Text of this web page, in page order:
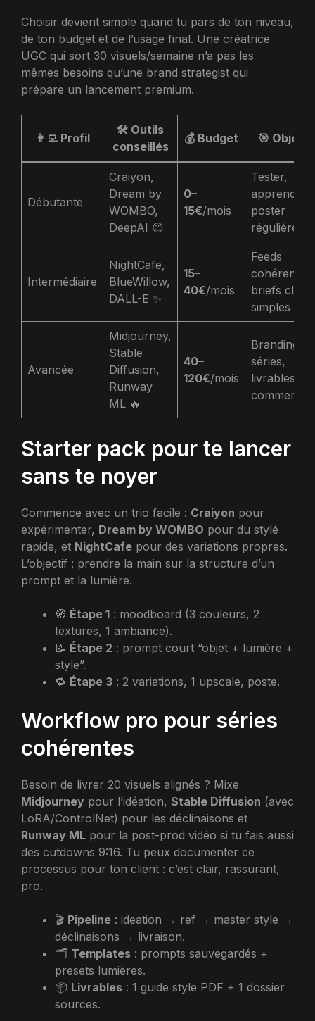
Choisir devient simple quand tu pars de ton niveau,
de ton budget et de l’usage final. Une créatrice
UGC qui sort 30 visuels/semaine n’a pas les
mêmes besoins qu’une brand strategist qui
prépare un lancement premium.
👩‍💻 Profil
🛠️ Outils
conseillés
💰 Budget 🎯
Débutante
Craiyon,
Dream by
WOMBO,
DeepAI 😊
0–
15€/mois
Tester,
apprendre,
poster
Intermédiaire
NightCafe,
BlueWillow,
DALL-E ✨
15–
40€/mois
Feeds
cohérents,
briefs
simples
Avancée
Midjourney,
Stable
Diffusion,
Runway
ML 🔥
40–
120€/mois
Branding,
séries,
livrables
Starter pack pour te lancer
sans te noyer
Commence avec un trio facile : Craiyon pour
expérimenter, Dream by WOMBO pour du stylé
rapide, et NightCafe pour des variations propres.
L’objectif : prendre la main sur la structure d’un
prompt et la lumière.
🧭 Étape 1 : moodboard (3 couleurs, 2
textures, 1 ambiance).
📝 Étape 2 : prompt court “objet + lumière +
style”.
🔁 Étape 3 : 2 variations, 1 upscale, poste.
Workflow pro pour séries
cohérentes
Besoin de livrer 20 visuels alignés ? Mixe
Midjourney pour l’idéation, Stable Diffusion (avec
LoRA/ControlNet) pour les déclinaisons et
Runway ML pour la post-prod vidéo si tu fais aussi
des cutdowns 9:16. Tu peux documenter ce
processus pour ton client : c’est clair, rassurant,
pro.
🎬 Pipeline : ideation → ref → master style →
déclinaisons → livraison.
🗂️ Templates : prompts sauvegardés +
presets lumières.
📦 Livrables : 1 guide style PDF + 1 dossier
sources.